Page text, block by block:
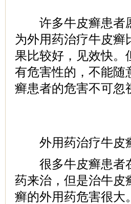
许多牛皮癣患者愿
为外用药治疗牛皮癣
果比较好，见效快。
有危害性的，不能随
癣患者的危害不可忽
外用药治疗牛皮
很多牛皮癣患者在
药来治，但是治牛皮
癣的外用药危害很大